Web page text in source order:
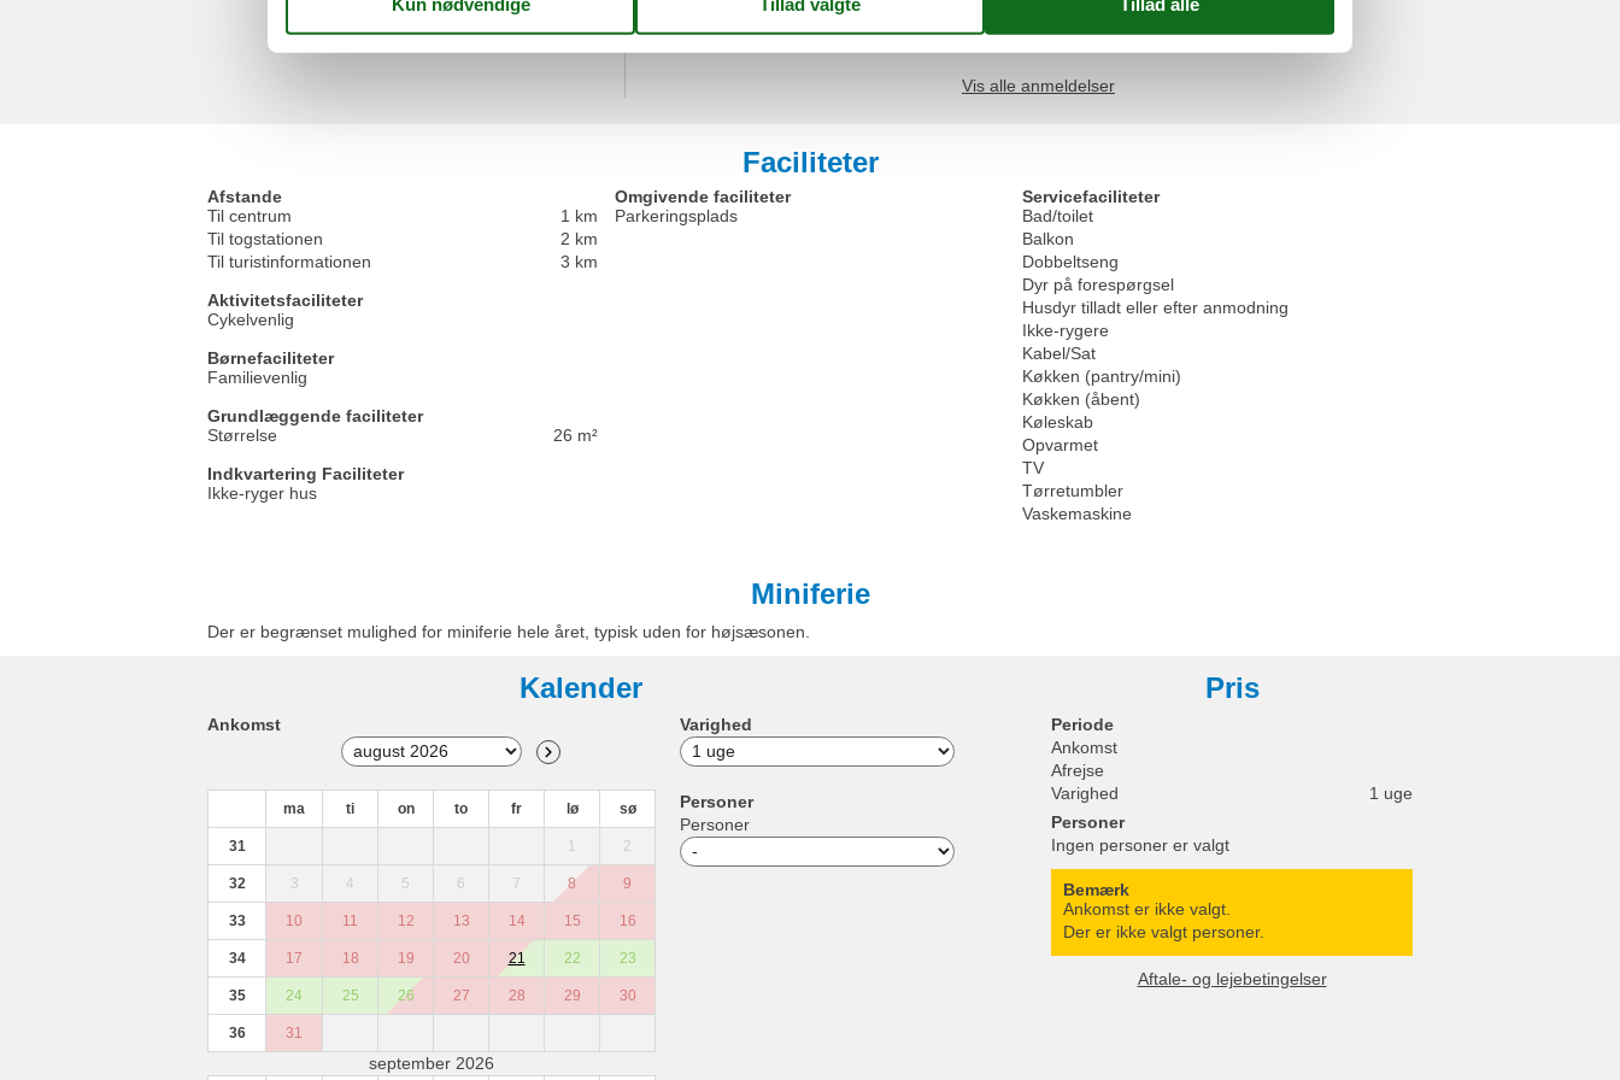
Sauberkeit und Ausstattung verbessern
Vis alle anmeldelser
Faciliteter
Afstande
Til centrum
1 km
Til togstationen
2 km
Til turistinformationen
3 km
Aktivitetsfaciliteter
Cykelvenlig
Børnefaciliteter
Familievenlig
Grundlæggende faciliteter
Størrelse
26 m²
Indkvartering Faciliteter
Ikke-ryger hus
Omgivende faciliteter
Parkeringsplads
Servicefaciliteter
Bad/toilet
Balkon
Dobbeltseng
Dyr på forespørgsel
Husdyr tilladt eller efter anmodning
Ikke-rygere
Kabel/Sat
Køkken (pantry/mini)
Køkken (åbent)
Køleskab
Opvarmet
TV
Tørretumbler
Vaskemaskine
Miniferie
Der er begrænset mulighed for miniferie hele året, typisk uden for højsæsonen.
Kalender
Ankomst
ma ti on to fr lø sø
31 1 2
32 3 4 5 6 7 8 9
33 10 11 12 13 14 15 16
34 17 18 19 20 21 22 23
35 24 25 26 27 28 29 30
36 31
september 2026
Varighed
Personer
Personer
Pris
Periode
Ankomst
Afrejse
Varighed
1 uge
Personer
Ingen personer er valgt
Bemærk
Ankomst er ikke valgt.
Der er ikke valgt personer.
Aftale- og lejebetingelser